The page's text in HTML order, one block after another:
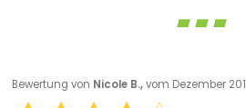
Bewertung von Nicole B.,vom Dezember